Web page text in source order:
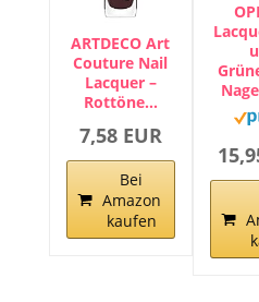
ARTDECO Art
Couture Nail
Lacquer –
Rottöne…
7,58 EUR
Bei
Amazon
kaufen